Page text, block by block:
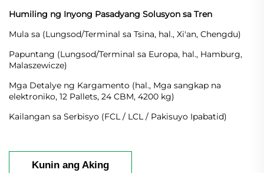
Humiling ng Inyong Pasadyang Solusyon sa Tren
Mula sa (Lungsod/Terminal sa Tsina, hal., Xi'an, Chengdu)
Papuntang (Lungsod/Terminal sa Europa, hal., Hamburg,
Malaszewicze)
Mga Detalye ng Kargamento (hal., Mga sangkap na
elektroniko, 12 Pallets, 24 CBM, 4200 kg)
Kailangan sa Serbisyo (FCL / LCL / Pakisuyo Ipabatid)
Kunin ang Aking